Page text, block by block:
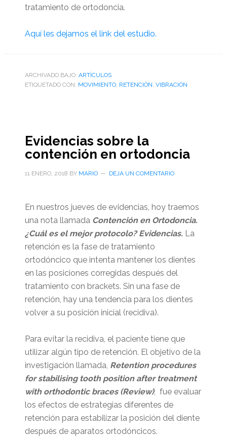
tratamiento de ortodoncia.
Aquí les dejamos el link del estudio.
ARCHIVADO BAJO: ARTÌCULOS
ETIQUETADO CON: MOVIMIENTO, RETENCIÒN, VIBRACIÓN
Evidencias sobre la
contención en ortodoncia
11 ENERO, 2018 BY MARIO DEJA UN COMENTARIO
En nuestros jueves de evidencias, hoy traemos
una nota llamada Contención en Ortodoncia.
¿Cuál es el mejor protocolo? Evidencias. La
retención es la fase de tratamiento
ortodóncico que intenta mantener los dientes
en las posiciones corregidas después del
tratamiento con brackets. Sin una fase de
retención, hay una tendencia para los dientes
volver a su posición inicial (recidiva).
Para evitar la recidiva, el paciente tiene que
utilizar algún tipo de retención. El objetivo de la
investigación llamada, Retention procedures
for stabilising tooth position after treatment
with orthodontic braces (Review), fue evaluar
los efectos de estrategias diferentes de
retención para estabilizar la posición del diente
después de aparatos ortodóncicos.